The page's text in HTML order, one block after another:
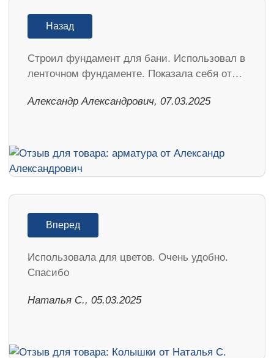
Назад
Строил фундамент для бани. Использовал в
ленточном фундаменте. Показала себя от…
Александр Александрович, 07.03.2025
Вперед
Использовала для цветов. Очень удобно.
Спасибо
Наталья С., 05.03.2025